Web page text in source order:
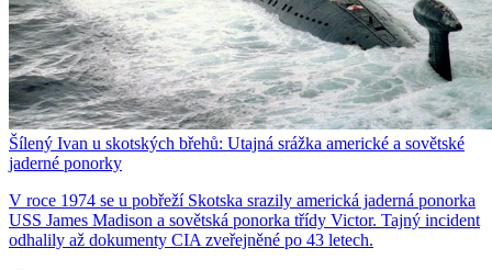
Šílený Ivan u skotských břehů: Utajná srážka americké a sovětské
jaderné ponorky
V roce 1974 se u pobřeží Skotska srazily americká jaderná ponorka
USS James Madison a sovětská ponorka třídy Victor. Tajný incident
odhalily až dokumenty CIA zveřejněné po 43 letech.